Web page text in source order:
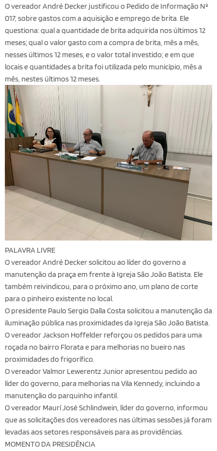
O vereador André Decker justificou o Pedido de Informação Nº
017, sobre gastos com a aquisição e emprego de brita. Ele
questiona: qual a quantidade de brita adquirida nos últimos 12
meses; qual o valor gasto com a compra de brita, mês a mês,
nesses últimos 12 meses, e o valor total investido; e em que
locais e quantidades a brita foi utilizada pelo município, mês a
mês, nestes últimos 12 meses.
PALAVRA LIVRE
O vereador André Decker solicitou ao líder do governo a
manutenção da praça em frente à Igreja São João Batista. Ele
também reivindicou, para o próximo ano, um plano de corte
para o pinheiro existente no local.
O presidente Paulo Sergio Dalla Costa solicitou a manutenção da
iluminação pública nas proximidades da Igreja São João Batista.
O vereador Jackson Hoffelder reforçou os pedidos para uma
roçada no bairro Florata e para melhorias no bueiro nas
proximidades do frigorífico.
O vereador Valmor Lewerentz Junior apresentou pedido ao
líder do governo, para melhorias na Vila Kennedy, incluindo a
manutenção do parquinho infantil.
O vereador Maurí José Schlindwein, líder do governo, informou
que as solicitações dos vereadores nas últimas sessões já foram
levadas aos setores responsáveis para as providências.
MOMENTO DA PRESIDÊNCIA